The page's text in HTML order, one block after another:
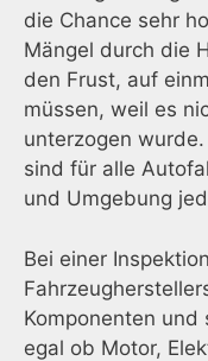
die Chance sehr
Mängel durch die
den Frust, auf
müssen, weil es
unterzogen
sind für alle
und Umgebung
Bei einer
Komponenten und
egal ob Motor,